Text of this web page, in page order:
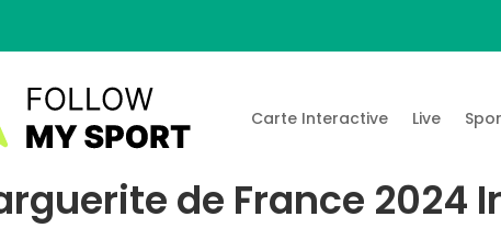
Carte Interactive Live
de France 2024